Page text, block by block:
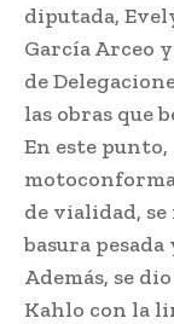
diputada,
García Arceo
de
las obras que
En este
de vialidad,
basura
Además, se
Kahlo con la